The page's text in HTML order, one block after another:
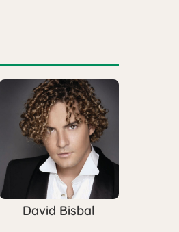
David Bisbal